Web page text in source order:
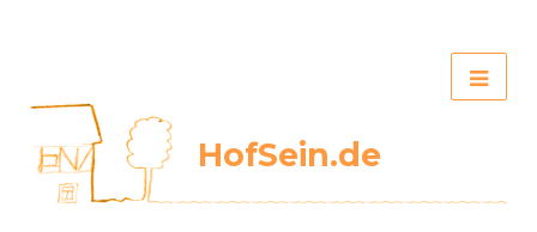
HofSein.de